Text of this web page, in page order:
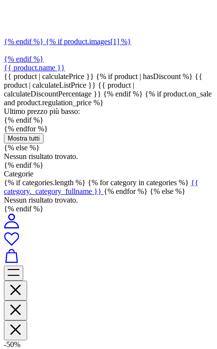
{% endif %} {% if product.images[1] %}
{% endif %}
{{ product.name }}
{{ product | calculatePrice }} {% if product | hasDiscount %} {{
product | calculateListPrice }} {{ product |
calculateDiscountPercentage }} {% endif %} {% if product.on_sale
and product.regulation_price %}
Ultimo prezzo più basso:
{% endif %}
{% endfor %}
Mostra tutti
{% else %}
Nessun risultato trovato.
{% endif %}
Categorie
{% if categories.length %} {% for category in categories %} {{
category._category_fullname }} {% endfor %} {% else %}
Nessun risultato trovato.
{% endif %}
-50%